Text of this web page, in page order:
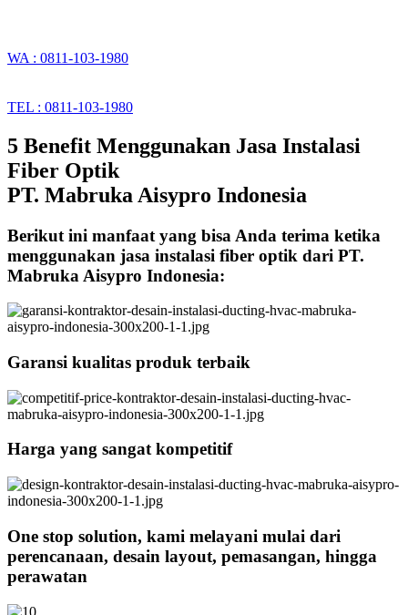
WA : 0811-103-1980
TEL : 0811-103-1980
5 Benefit Menggunakan Jasa Instalasi
Fiber Optik
PT. Mabruka Aisypro Indonesia
Berikut ini manfaat yang bisa Anda terima ketika
menggunakan jasa instalasi fiber optik dari PT.
Mabruka Aisypro Indonesia:
Garansi kualitas produk terbaik
Harga yang sangat kompetitif
One stop solution, kami melayani mulai dari
perencanaan, desain layout, pemasangan, hingga
perawatan